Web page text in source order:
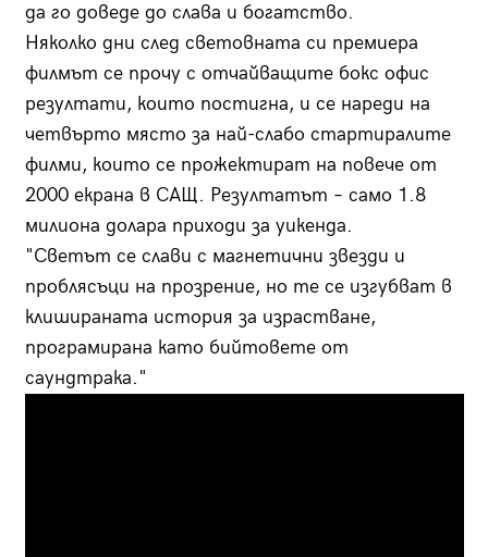
да го доведе до слава и богатство.
Няколко дни след световната си премиера
филмът се прочу с отчайващите бокс офис
резултати, които постигна, и се нареди на
четвърто място за най-слабо стартиралите
филми, които се прожектират на повече от
2000 екрана в САЩ. Резултатът – само 1.8
милиона долара приходи за уикенда.
"Светът се слави с магнетични звезди и
проблясъци на прозрение, но те се изгубват в
клишираната история за израстване,
програмирана като бийтовете от
саундтрака."